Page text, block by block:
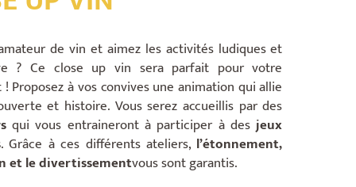
de vin et aimez les activités ludiques et
? Ce close up vin sera parfait pour votre
Proposez à vos convives une animation qui allie
et histoire. Vous serez accueillis par des
qui vous entraineront à participer à des jeux
. Grâce à ces différents ateliers, l’étonnement,
et le divertissementvous sont garantis.